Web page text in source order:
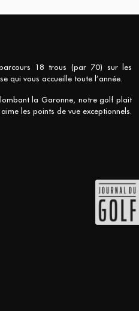
18 trous (par 70) sur les
qui vous accueille toute l’année.
la Garonne, notre golf plait
les points de vue exceptionnels.